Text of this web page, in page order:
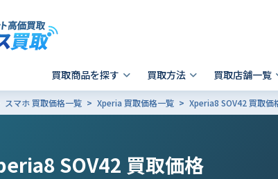
買取商品を探す
- Galaxy Tab
買取方法 買取店舗一覧
ウィング高輪店
スマホ 買取価格一覧 Xperia 買取価格一覧 Xperia8 SOV42 買取価
SOV42 買取価格